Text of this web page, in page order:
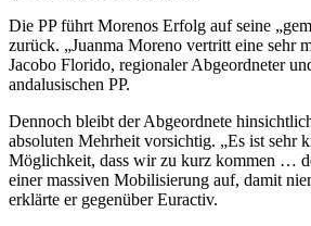
Die PP führt Morenos Erfolg auf seine
zurück. „Juanma Moreno vertritt eine sehr
Jacobo Florido, regionaler Abgeordneter
andalusischen PP.
Dennoch bleibt der Abgeordnete
absoluten Mehrheit vorsichtig. „Es ist sehr
Möglichkeit, dass wir zu kurz kommen …
einer massiven Mobilisierung auf, damit
erklärte er gegenüber Euractiv.